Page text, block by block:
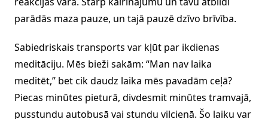
parādās maza pauze, un tajā pauzē dzīvo brīvība.
Sabiedriskais transports var kļūt par ikdienas
meditāciju. Mēs bieži sakām: “Man nav laika
meditēt,” bet cik daudz laika mēs pavadām ceļā?
Piecas minūtes pieturā, divdesmit minūtes tramvajā,
pusstundu autobusā vai stundu vilcienā. Šo laiku var